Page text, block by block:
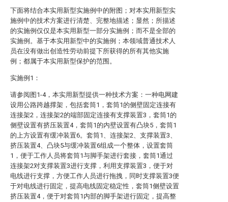
下面将结合本实用新型实施例中的附图；对本实用新型实
施例中的技术方案进行清楚、完整地描述；显然；所描述
的实施例仅仅是本实用新型一部分实施例；而不是全部的
实施例。基于本实用新型中的实施例；本领域普通技术人
员在没有做出创造性劳动前提下所获得的所有其他实施
例；都属于本实用新型保护的范围。
实施例1：
请参阅图1-4，本实用新型提供一种技术方案：一种电网建
设用公路跨越撑架，包括套筒1，套筒1的侧壁固定连接有
连接架2，连接架2的端部固定连接有支撑装置3，套筒1的
侧壁设置有挤压装置4，套筒1的内壁设置有凸块5，套筒1
的上方设置有缓冲装置6。套筒1、连接架2、支撑装置3、
挤压装置4、凸块5与缓冲装置6组成一个整体，设置套筒
1，便于工作人员将套筒1与脚手架进行套接，套筒1通过
连接架2对支撑装置3进行支撑，利用支撑装置3，便于对
电线进行支撑，方便工作人员进行拖拽，同时支撑装置3便
于对电线进行固定，提高电线固定稳定性，套筒1侧壁设置
挤压装置4，便于对套筒1内部的脚手架进行固定，提高整